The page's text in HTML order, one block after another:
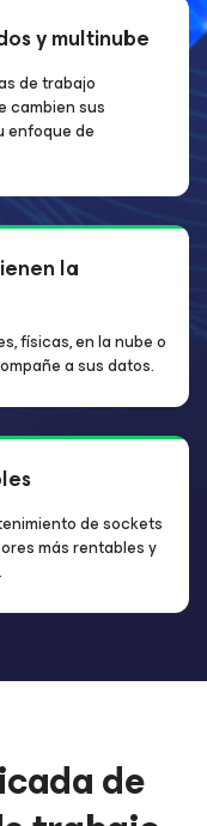
y multinube
de trabajo
cambien sus
enfoque de
la
físicas, en la nube o
a sus datos.
de sockets
más rentables y
de